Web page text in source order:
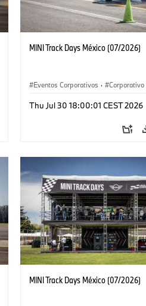
MINI Track Days México (07/2026)
Eventos Corporativos · Corporativo
Thu Jul 30 18:00:01 CEST 2026
MINI Track Days México (07/2026)